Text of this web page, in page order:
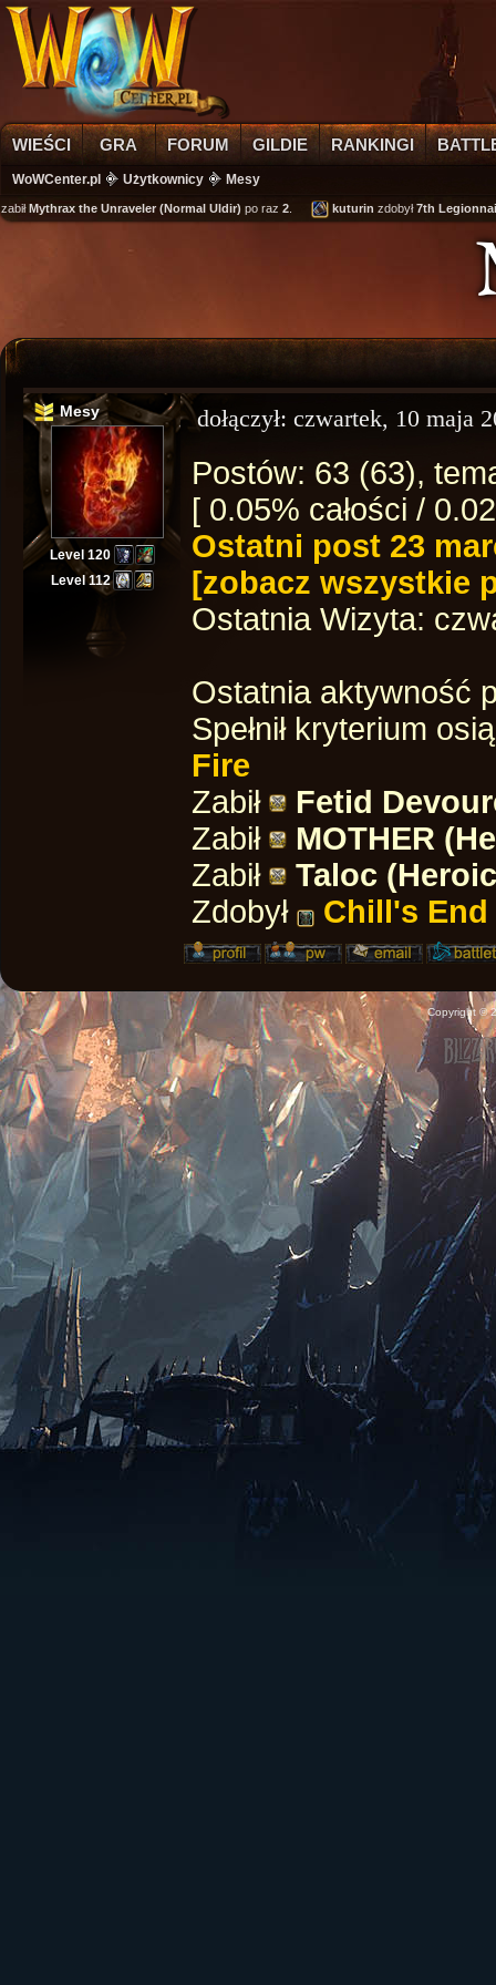
WIEŚCI GRA FORUM GILDIE RANKINGI
WoWCenter.pl Użytkownicy Mesy
Mythrax the Unraveler (Normal Uldir)po raz2 . kuturinzdobył7th
Mesy
Level 120
Level 112
dołączył: czwartek, 10 maja
Postów: 63 (63),
[ 0.05% całości /
Ostatni post 23
[zobacz wszystkie
Ostatnia Wizyta:
Ostatnia aktywność
Spełnił kryterium
Fire
Zabił
Fetid
Zabił
MOTHER
Zabił
Taloc
Zdobył
Chill's
Copyright ©